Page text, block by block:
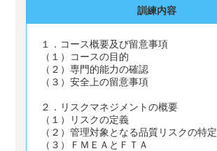
訓練内容
１．コース概要及び留意事項
（１）コースの目的
（２）専門的能力の確認
（３）安全上の留意事項
２．リスクマネジメントの概要
（１）リスクの定義
（２）管理対象となる品質リスクの特定
（３）ＦＭＥＡとＦＴＡ